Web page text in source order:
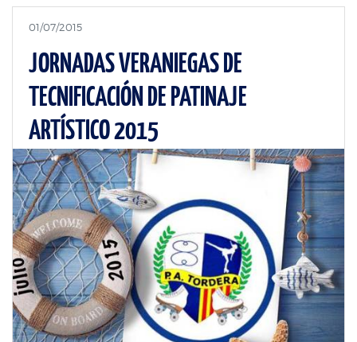
01/07/2015
JORNADAS VERANIEGAS DE
TECNIFICACIÓN DE PATINAJE
ARTÍSTICO 2015